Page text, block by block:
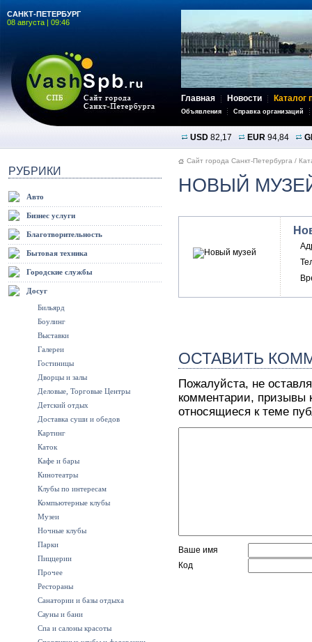
САНКТ-ПЕТЕРБУРГ
08 августа | 09:46
Главная Новости Каталог
Объявления Справка организаций
USD 82,17 EUR 94,84
РУБРИКИ
Авто
Бизнес услуги
Благотворительность
Бытовая техника
Городские службы
Досуг
Бильярд
Боулинг
Выставки
Галереи
Гостиницы
Дворцы и залы
Деловые, Торговые Центры
Детский отдых
Доставка суши и обедов
Картинг
Каток
Кафе и бары
Кинотеатры
Клубы по интересам
Компьютерные клубы
Музеи
Ночные клубы
Парки
Пиццерии
Прочее
Рестораны
Санатории и базы отдыха
Сауны и бани
Спа и салоны красоты
Сайт города Санкт-Петербурга /
НОВЫЙ
ОСТАВИТЬ
Пожалуйста, не
комментарии, призывы
относящиеся к теме
Ваше имя
Код